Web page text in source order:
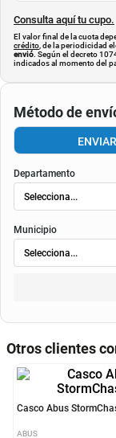
Cuota de
Consulta aquí tu cupo.
El valor final de la cuota
crédito, de la periodicidad
indicados al momento del
Método de envío
ENVIAR
Municipio